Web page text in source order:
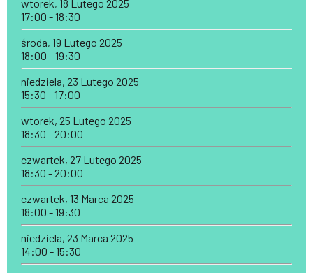
wtorek, 18 Lutego 2025
17:00 - 18:30
środa, 19 Lutego 2025
18:00 - 19:30
niedziela, 23 Lutego 2025
15:30 - 17:00
wtorek, 25 Lutego 2025
18:30 - 20:00
czwartek, 27 Lutego 2025
18:30 - 20:00
czwartek, 13 Marca 2025
18:00 - 19:30
niedziela, 23 Marca 2025
14:00 - 15:30